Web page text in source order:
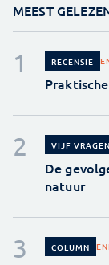
MEEST
RECENSIE
VIJF
De
natuur
COLUMN